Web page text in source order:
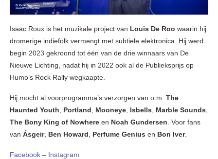
Isaac Roux is het muzikale project van Louis De Roo waarin hij
dromerige indiefolk vermengt met subtiele elektronica. Hij werd
begin 2023 gekroond tot één van de drie winnaars van De
Nieuwe Lichting, nadat hij in 2022 ook al de Publieksprijs op
Humo’s Rock Rally wegkaapte.
Hij mocht al voorprogramma’s verzorgen van o.m. The
Haunted Youth, Portland, Mooneye, Isbells, Marble Sounds,
The Bony King of Nowhere en Noah Gundersen. Voor fans
van Ásgeir, Ben Howard, Perfume Genius en Bon Iver.
Facebook – Instagram